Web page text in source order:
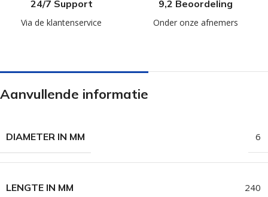
24/7 Support
Via de klantenservice
9,2 Beoordeling
Onder onze afnemers
Aanvullende informatie
DIAMETER IN MM 6
LENGTE IN MM 240